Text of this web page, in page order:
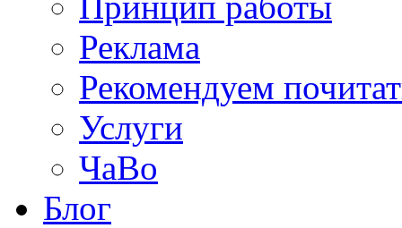
Реклама
Рекомендуем
Услуги
ЧаВо
Блог